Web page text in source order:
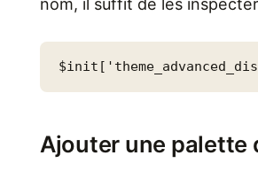
Ajouter une palette